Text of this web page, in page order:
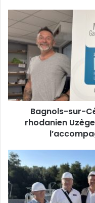
Bagnols-
sur-
Cèze
Mission
Locale
Gard
rhodanien
Uzège,
rentrée
l’accompagnement
des
jeunes
Bagnols-sur-
rhodanien
Pont-
Saint-
Esprit
:
la